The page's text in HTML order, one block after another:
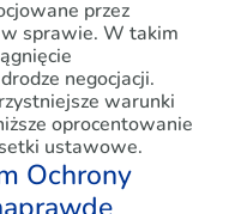
przez
w sprawie. W takim
negocjacji.
warunki
oprocentowanie
ustawowe.
Ochrony